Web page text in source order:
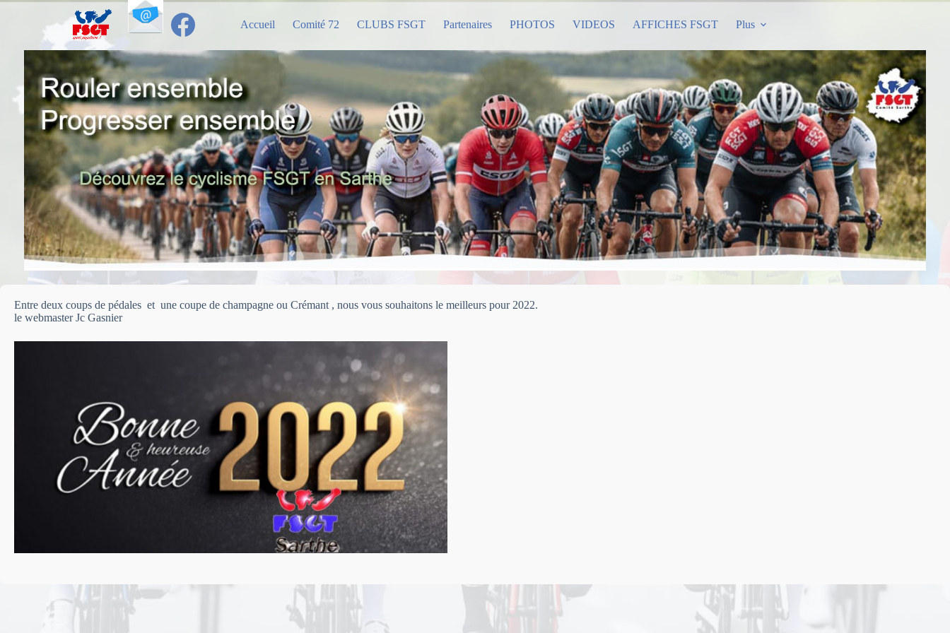
Passer
Accueil Comité 72 CLUBS FSGT Partenaires PHOTOS VIDEOS AFFICHES FSGT Plus
Entre deux coups de pédales et une coupe de champagne ou Crémant , nous vous souhaitons le meilleurs pour 2022.
le webmaster Jc Gasnier